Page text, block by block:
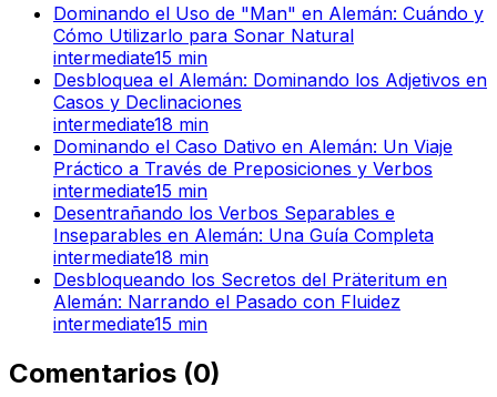
Dominando el Uso de "Man" en Alemán: Cuándo y
Cómo Utilizarlo para Sonar Natural
intermediate15 min
Desbloquea el Alemán: Dominando los Adjetivos en
Casos y Declinaciones
intermediate18 min
Dominando el Caso Dativo en Alemán: Un Viaje
Práctico a Través de Preposiciones y Verbos
intermediate15 min
Desentrañando los Verbos Separables e
Inseparables en Alemán: Una Guía Completa
intermediate18 min
Desbloqueando los Secretos del Präteritum en
Alemán: Narrando el Pasado con Fluidez
intermediate15 min
Comentarios (0)